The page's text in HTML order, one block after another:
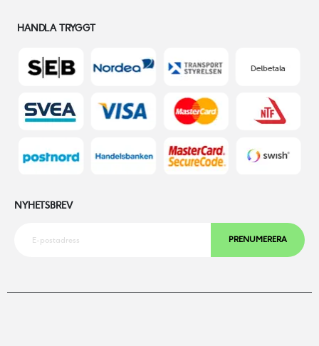
HANDLA TRYGGT
NYHETSBREV
PRENUMERERA